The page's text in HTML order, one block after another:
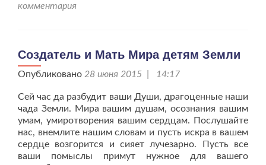
комментария
Создатель и Мать Мира детям Земли
Опубликовано 28 июня 2015 | 14:17
Сей час да разбудит ваши Души, драгоценные наши
чада Земли. Мира вашим душам, осознания вашим
умам, умиротворения вашим сердцам. Послушайте
нас, внемлите нашим словам и пусть искра в вашем
сердце возгорится и сияет лучезарно. Пусть все
ваши помыслы примут нужное для вашего